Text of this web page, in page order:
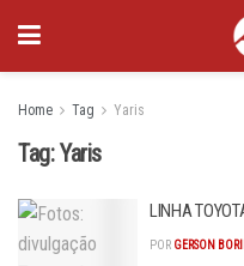
Home Tag Yaris
Tag:Yaris
LINHA
POR GERSON